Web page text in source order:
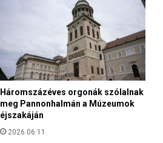
Háromszázéves orgonák szólalnak
meg Pannonhalmán a Múzeumok
éjszakáján
2026.06.11.